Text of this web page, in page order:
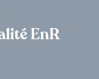
EnR